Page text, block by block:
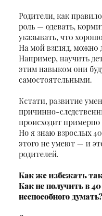
Родители, как
роль — одевать,
указывать, что
На мой взгляд, можно
Например, научить
этим навыком они
самостоятельными.
Кстати, развитие
причинно-
происходит примерно
Но я знаю взрослых
этого не умеют — и
родителей.
Как же избежать
Как не получить в 40
неспособного думать?